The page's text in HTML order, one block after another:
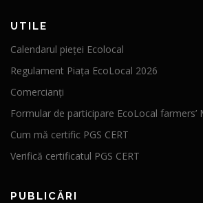
UTILE
Calendarul pieței Ecolocal
Regulament Piața EcoLocal 2026
Comercianți
Formular de participare EcoLocal farmers’
Cum mă certific PGS CERT
Verifică certificatul PGS CERT
PUBLICĂRI